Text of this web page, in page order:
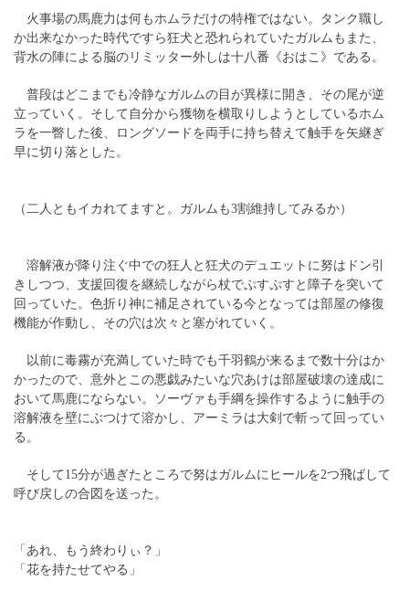
火事場の馬鹿力は何もホムラだけの特権ではない。タンク職し
か出来なかった時代ですら狂犬と恐れられていたガルムもまた、
背水の陣による脳のリミッター外しは十八番《おはこ》である。
普段はどこまでも冷静なガルムの目が異様に開き、その尾が逆
立っていく。そして自分から獲物を横取りしようとしているホム
ラを一瞥した後、ロングソードを両手に持ち替えて触手を矢継ぎ
早に切り落とした。
（二人ともイカれてますと。ガルムも3割維持してみるか）
溶解液が降り注ぐ中での狂人と狂犬のデュエットに努はドン引
きしつつ、支援回復を継続しながら杖でぷすぷすと障子を突いて
回っていた。色折り神に補足されている今となっては部屋の修復
機能が作動し、その穴は次々と塞がれていく。
以前に毒霧が充満していた時でも千羽鶴が来るまで数十分はか
かったので、意外とこの悪戯みたいな穴あけは部屋破壊の達成に
おいて馬鹿にならない。ソーヴァも手綱を操作するように触手の
溶解液を壁にぶつけて溶かし、アーミラは大剣で斬って回ってい
る。
そして15分が過ぎたところで努はガルムにヒールを2つ飛ばして
呼び戻しの合図を送った。
「あれ、もう終わりぃ？」
「花を持たせてやる」